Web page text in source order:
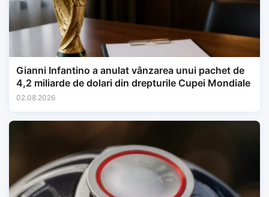
Gianni Infantino a anulat vânzarea unui pachet de
4,2 miliarde de dolari din drepturile Cupei Mondiale
02.08.2026